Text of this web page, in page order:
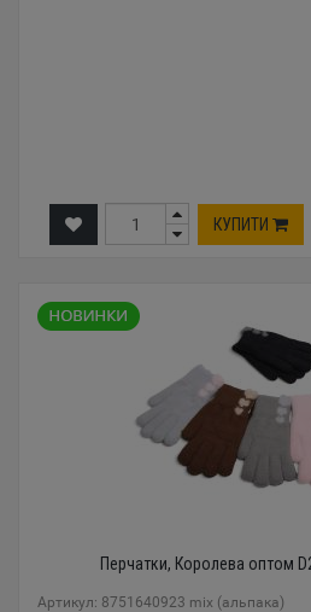
КУПИТИ
Перчатки, Королева оптом
Артикул: 8751640923 mix (альпака)